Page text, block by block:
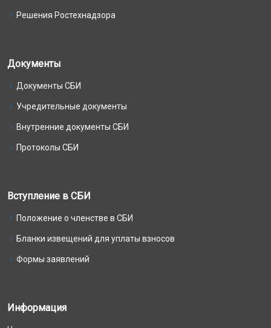
Решения Ростехнадзора
Документы
Документы СБИ
Учредительные документы
Внутренние документы СБИ
Протоколы СБИ
Вступление в СБИ
Положение о членстве в СБИ
Бланки извещений для уплаты взносов
Формы заявлений
Информация